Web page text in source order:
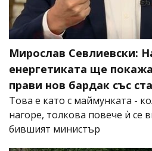
Мирослав Севлиевски:
енергетиката ще
прави нов бардак със
Това е като с маймунката -
нагоре, толкова повече ѝ се
бившият министър